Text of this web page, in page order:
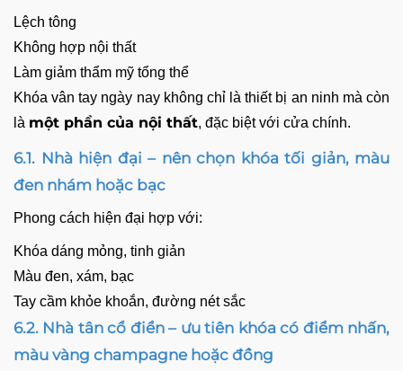
Lệch tông
Không hợp nội thất
Làm giảm thẩm mỹ tổng thể
Khóa vân tay ngày nay không chỉ là thiết bị an ninh mà còn
là một phần của nội thất, đặc biệt với cửa chính.
6.1. Nhà hiện đại – nên chọn khóa tối giản, màu
đen nhám hoặc bạc
Phong cách hiện đại hợp với:
Khóa dáng mỏng, tinh giản
Màu đen, xám, bạc
Tay cầm khỏe khoắn, đường nét sắc
6.2. Nhà tân cổ điển – ưu tiên khóa có điểm nhấn,
màu vàng champagne hoặc đồng